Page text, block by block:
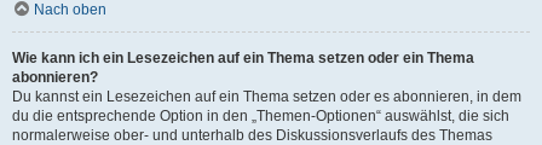
Nach oben
Wie kann ich ein Lesezeichen auf ein Thema setzen oder ein Thema
abonnieren?
Du kannst ein Lesezeichen auf ein Thema setzen oder es abonnieren, in dem
du die entsprechende Option in den „Themen-Optionen“ auswählst, die sich
normalerweise ober- und unterhalb des Diskussionsverlaufs des Themas